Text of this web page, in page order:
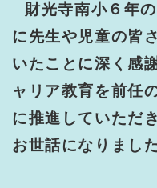
財光寺南小６年
に先生や児童の皆
いたことに深く感
ャリア教育を前任
に推進していただ
お世話になりました